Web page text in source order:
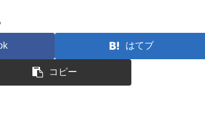
はてブ
コピー